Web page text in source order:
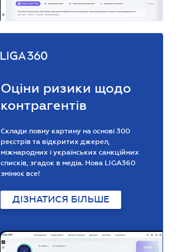
Оціни ризики щодо
контрагентів
Склади повну картину на основі 300
реєстрів та відкритих джерел,
міжнародних і українських санкційних
списків, згадок в медіа. Нова LIGA360
змінює все!
ДІЗНАТИСЯ БІЛЬШЕ